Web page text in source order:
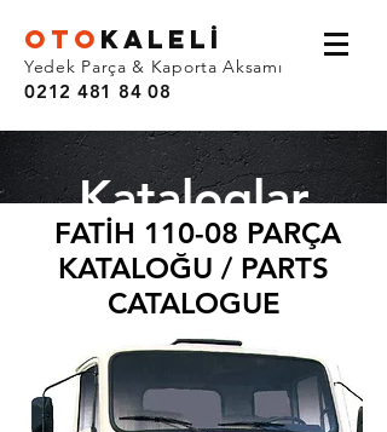
OTO KALEL İ
Yedek Parça & Kaporta Aksamı
0212 481 84 08
Kataloglar
FATİH 110-08 PARÇA
KATALOĞU / PARTS
CATALOGUE